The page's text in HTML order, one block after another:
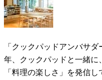
「クックパッドアンバサ
年、クックパッドと一緒に
「料理の楽しさ」を発信